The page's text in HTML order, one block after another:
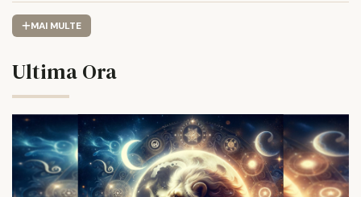
MAI MULTE
Ultima Ora